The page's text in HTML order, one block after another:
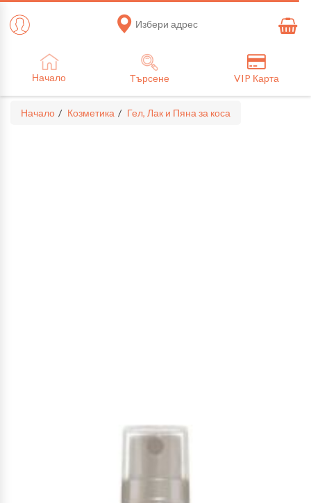
Избери адрес
Начало Търсене VIP Карта
Начало Козметика Гел, Лак и Пяна за коса